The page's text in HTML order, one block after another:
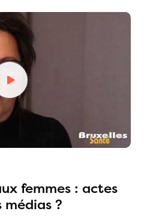
femmes : actes
médias ?